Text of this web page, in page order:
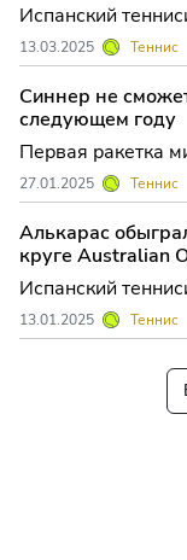
Испанский
четвертьфинал
Уэллсе,
миллиона
13.03.2025 Теннис
Синнер не
следующем году
Первая ракетка
пропустит
нидерландском
соревнований.
27.01.2025 Теннис
Алькарас
круге Australian
Испанский
победу над
Шевченко в
13.01.2025 Теннис